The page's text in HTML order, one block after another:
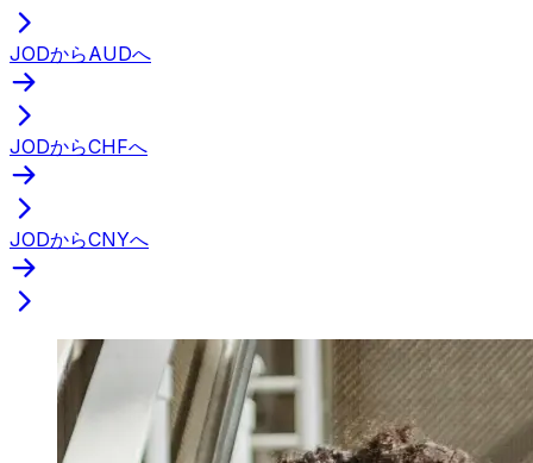
JODからAUDへ
JODからCHFへ
JODからCNYへ